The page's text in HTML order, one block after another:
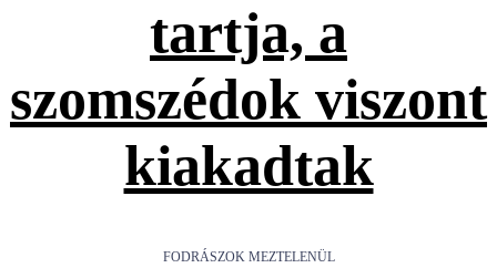
tartja, a
szomszédok viszont
kiakadtak
FODRÁSZOK MEZTELENÜL